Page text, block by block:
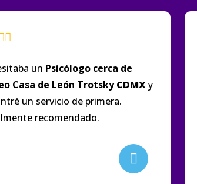
un Psicólogo cerca de
Casa de León TrotskyCDMXy
un servicio de primera.
recomendado.